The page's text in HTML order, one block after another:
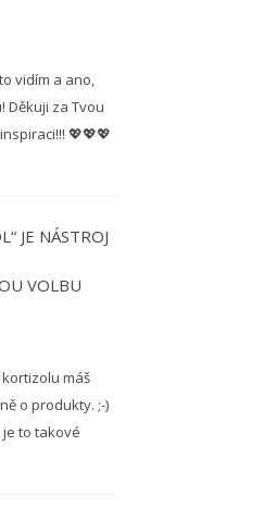
vidím a ano,
Děkuji za Tvou
💖💖💖
JE NÁSTROJ
VOLBU
kortizolu máš
o produkty. ;-)
to takové